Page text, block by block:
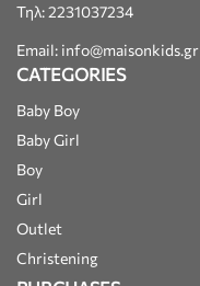
Τηλ: 2231037234
Email: info@maisonkids.gr
CATEGORIES
Baby Boy
Baby Girl
Boy
Girl
Outlet
Christening